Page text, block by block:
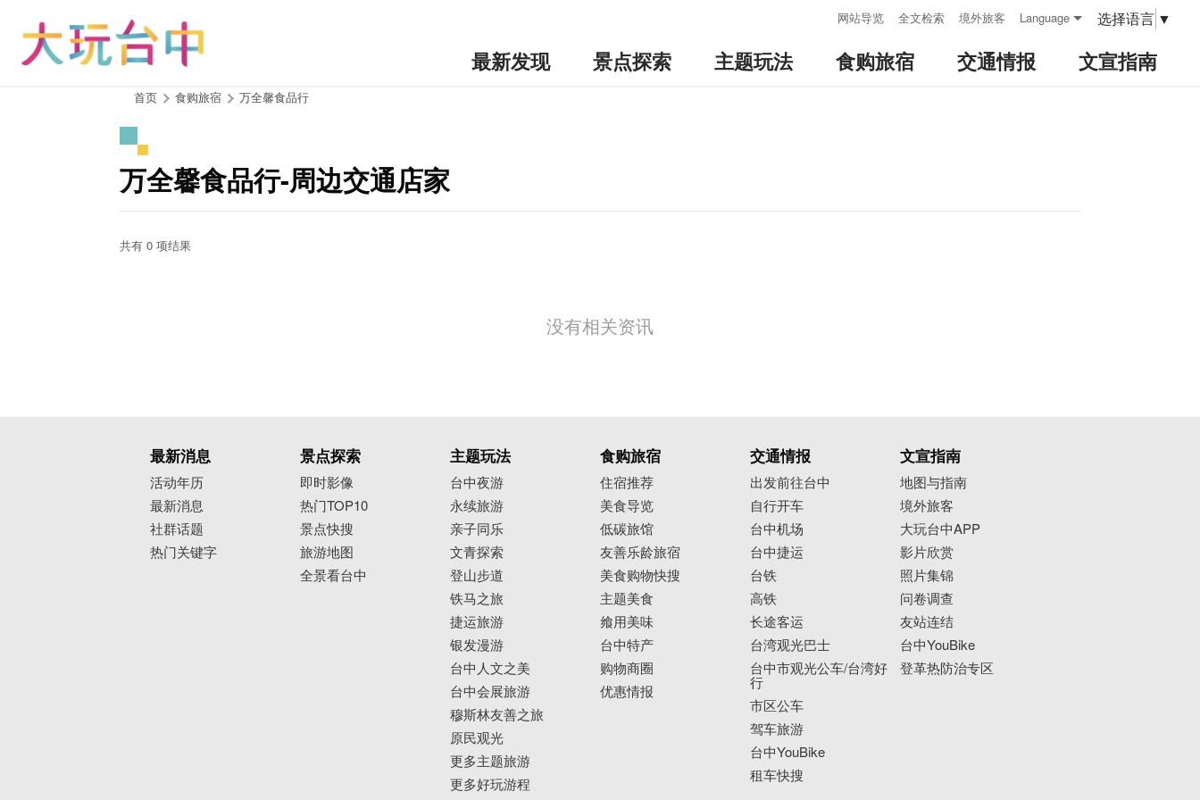
网站导览 全文检索 境外旅客 Language 选择语言 ▼
最新发现 景点探索 主题玩法 食购旅宿 交通情报 文宣指南
首页 食购旅宿 万全馨食品行
万全馨食品行-周边交通店家
共有 0 项结果
没有相关资讯
最新消息
活动年历
最新消息
社群话题
热门关键字
景点探索
即时影像
热门TOP10
景点快搜
旅游地图
全景看台中
主题玩法
台中夜游
永续旅游
亲子同乐
文青探索
登山步道
铁马之旅
捷运旅游
银发漫游
台中人文之美
台中会展旅游
穆斯林友善之旅
原民观光
更多主题旅游
更多好玩游程
食购旅宿
住宿推荐
美食导览
低碳旅馆
友善乐龄旅宿
美食购物快搜
主题美食
飨用美味
台中特产
购物商圈
优惠情报
交通情报
出发前往台中
自行开车
台中机场
台中捷运
台铁
高铁
长途客运
台湾观光巴士
台中市观光公车/台湾好
行
市区公车
驾车旅游
台中YouBike
租车快搜
文宣指南
地图与指南
境外旅客
大玩台中APP
影片欣赏
照片集锦
问卷调查
友站连结
台中YouBike
登革热防治专区